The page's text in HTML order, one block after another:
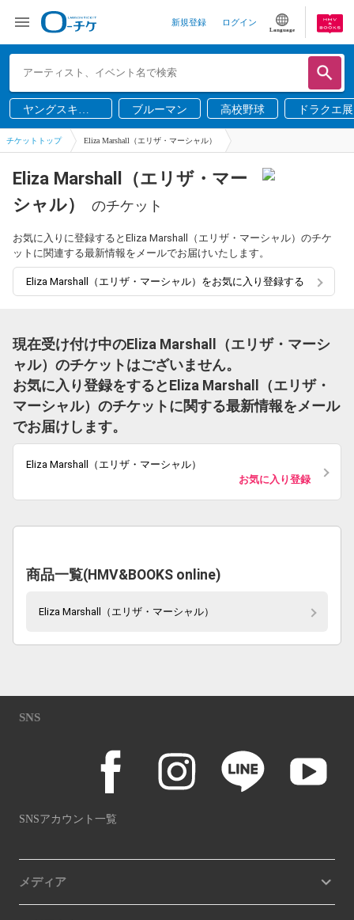
新規登録 ログイン
Language
ヤングスキニ
ー
ブルーマン 高校野球 ドラクエ展
チケットトップ Eliza Marshall（エリザ・マーシャル）
Eliza Marshall（エリザ・マー
シャル）
のチケット
お気に入りに登録するとEliza Marshall（エリザ・マーシャル）のチケ
ットに関連する最新情報をメールでお届けいたします。
Eliza Marshall（エリザ・マーシャル）をお気に入り登録する
現在受け付け中のEliza Marshall（エリザ・マーシ
ャル）のチケットはございません。
お気に入り登録をするとEliza Marshall（エリザ・
マーシャル）のチケットに関する最新情報をメール
でお届けします。
Eliza Marshall（エリザ・マーシャル）
お気に入り登録
商品一覧(HMV&BOOKS online)
Eliza Marshall（エリザ・マーシャル）
SNS
SNSアカウント一覧
メディア